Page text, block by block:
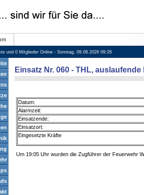
und 0 Mitglieder Online - Sonntag, 09.08.2026 09:26
Einsatz Nr. 060 - THL,
Datum:
Alarmzeit:
Einsatzende:
Einsatzort:
Eingesetzte Kräfte
Um 19:05 Uhr wurden die Zugführer der Feuerwehr